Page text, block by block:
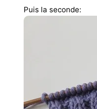
Puis la seconde: